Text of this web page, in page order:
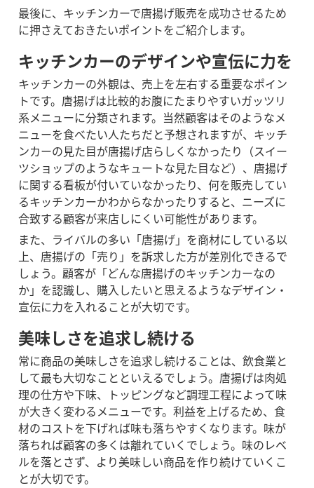
最後に、キッチンカーで唐揚げ販売を成功させるため
に押さえておきたいポイントをご紹介します。
キッチンカーのデザインや宣伝に力を
キッチンカーの外観は、売上を左右する重要なポイン
トです。唐揚げは比較的お腹にたまりやすいガッツリ
系メニューに分類されます。当然顧客はそのようなメ
ニューを食べたい人たちだと予想されますが、キッチ
ンカーの見た目が唐揚げ店らしくなかったり（スイー
ツショップのようなキュートな見た目など）、唐揚げ
に関する看板が付いていなかったり、何を販売してい
るキッチンカーかわからなかったりすると、ニーズに
合致する顧客が来店しにくい可能性があります。
また、ライバルの多い「唐揚げ」を商材にしている以
上、唐揚げの「売り」を訴求した方が差別化できるで
しょう。顧客が「どんな唐揚げのキッチンカーなの
か」を認識し、購入したいと思えるようなデザイン・
宣伝に力を入れることが大切です。
美味しさを追求し続ける
常に商品の美味しさを追求し続けることは、飲食業と
して最も大切なことといえるでしょう。 唐揚げは肉処
理の仕方や下味、トッピングなど調理工程によって味
が大きく変わるメニューです。利益を上げるため、食
材のコストを下げれば味も落ちやすくなります。味が
落ちれば顧客の多くは離れていくでしょう。味のレベ
ルを落とさず、より美味しい商品を作り続けていくこ
とが大切です。